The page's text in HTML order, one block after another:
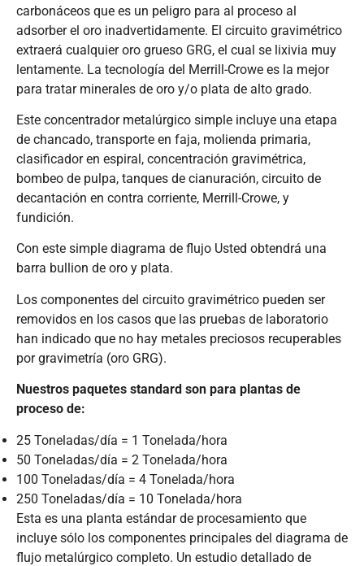
carbonáceos que es un peligro para al proceso al
adsorber el oro inadvertidamente. El circuito gravimétrico
extraerá cualquier oro grueso GRG, el cual se lixivia muy
lentamente. La tecnología del Merrill-Crowe es la mejor
para tratar minerales de oro y/o plata de alto grado.
Este concentrador metalúrgico simple incluye una etapa
de chancado, transporte en faja, molienda primaria,
clasificador en espiral, concentración gravimétrica,
bombeo de pulpa, tanques de cianuración, circuito de
decantación en contra corriente, Merrill-Crowe, y
fundición.
Con este simple diagrama de flujo Usted obtendrá una
barra bullion de oro y plata.
Los componentes del circuito gravimétrico pueden ser
removidos en los casos que las pruebas de laboratorio
han indicado que no hay metales preciosos recuperables
por gravimetría (oro GRG).
Nuestros paquetes standard son para plantas de
proceso de:
25 Toneladas/día = 1 Tonelada/hora
50 Toneladas/día = 2 Tonelada/hora
100 Toneladas/día = 4 Tonelada/hora
250 Toneladas/día = 10 Tonelada/hora
Esta es una planta estándar de procesamiento que
incluye sólo los componentes principales del diagrama de
flujo metalúrgico completo. Un estudio detallado de